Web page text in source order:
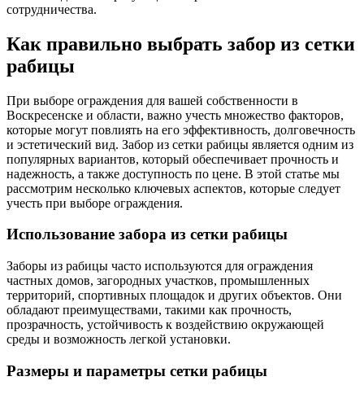
сотрудничества.
Как правильно выбрать забор из сетки
рабицы
При выборе ограждения для вашей собственности в
Воскресенске и области, важно учесть множество факторов,
которые могут повлиять на его эффективность, долговечность
и эстетический вид. Забор из сетки рабицы является одним из
популярных вариантов, который обеспечивает прочность и
надежность, а также доступность по цене. В этой статье мы
рассмотрим несколько ключевых аспектов, которые следует
учесть при выборе ограждения.
Использование забора из сетки рабицы
Заборы из рабицы часто используются для ограждения
частных домов, загородных участков, промышленных
территорий, спортивных площадок и других объектов. Они
обладают преимуществами, такими как прочность,
прозрачность, устойчивость к воздействию окружающей
среды и возможность легкой установки.
Размеры и параметры сетки рабицы